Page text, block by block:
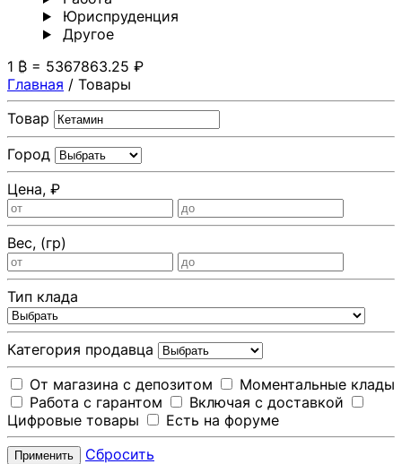
Юриспруденция
Другoе
1 ₿ = 5367863.25 ₽
Главная / Товары
Товар
Город
Цена, ₽
Вес, (гр)
Тип клада
Категория продавца
От магазина с депозитом
Моментальные клады
Работа с гарантом
Включая с доставкой
Цифровые товары
Есть на форуме
Применить Сбросить